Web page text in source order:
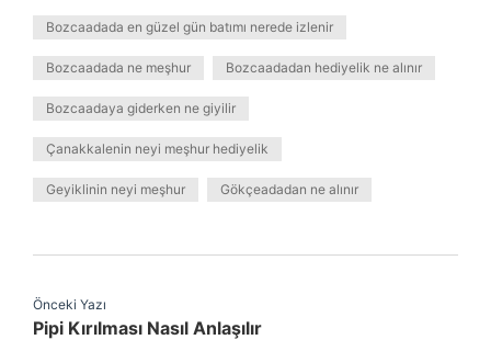
Bozcaadada en güzel gün batımı nerede izlenir
Bozcaadada ne meşhur Bozcaadadan hediyelik ne alınır
Bozcaadaya giderken ne giyilir
Çanakkalenin neyi meşhur hediyelik
Geyiklinin neyi meşhur Gökçeadadan ne alınır
Önceki Yazı
Pipi Kırılması Nasıl Anlaşılır